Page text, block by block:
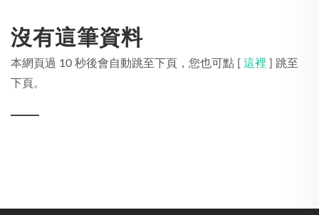
沒有這筆資料
本網頁過 10 秒後會自動跳至下頁，您也可點 [ 這裡 ] 跳至
下頁。